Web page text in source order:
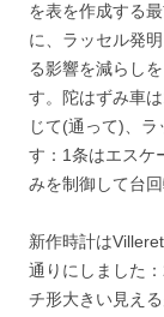
を表を作成する
に、ラッセル発
る影響を減らし
す。陀はずみ車
じて(通って)、
す：1条はエスケ
みを制御して台
新作時計は
通りにしました
チ形大きい見え